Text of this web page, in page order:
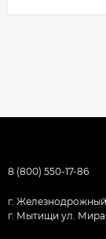
8 (800) 550-17-86
г.
г. Мытищи ул. Мира,